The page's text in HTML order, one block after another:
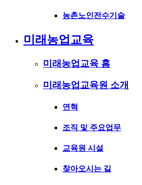
농촌노인전수기술
미래농업교육
미래농업교육 홈
미래농업교육원 소개
연혁
조직 및 주요업무
교육원 시설
찾아오시는 길